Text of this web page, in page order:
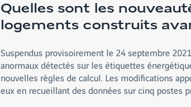
Quelles sont les
logements construits
Suspendus provisoirement le 24 septembre
anormaux détectés sur les étiquettes
nouvelles règles de calcul. Les modifications
eux en recueillant des données sur cinq postes